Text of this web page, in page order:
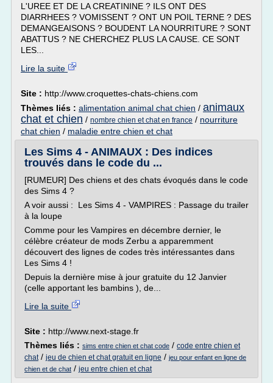
L'UREE ET DE LA CREATININE ? ILS ONT DES
DIARRHEES ? VOMISSENT ? ONT UN POIL TERNE ? DES
DEMANGEAISONS ? BOUDENT LA NOURRITURE ? SONT
ABATTUS ? NE CHERCHEZ PLUS LA CAUSE. CE SONT
LES...
Lire la suite
Site : http://www.croquettes-chats-chiens.com
Thèmes liés : alimentation animal chat chien / animaux
chat et chien / nombre chien et chat en france / nourriture
chat chien / maladie entre chien et chat
Les Sims 4 - ANIMAUX : Des indices
trouvés dans le code du ...
[RUMEUR] Des chiens et des chats évoqués dans le code
des Sims 4 ?
A voir aussi : Les Sims 4 - VAMPIRES : Passage du trailer
à la loupe
Comme pour les Vampires en décembre dernier, le
célèbre créateur de mods Zerbu a apparemment
découvert des lignes de codes très intéressantes dans
Les Sims 4 !
Depuis la dernière mise à jour gratuite du 12 Janvier
(celle apportant les bambins ), de...
Lire la suite
Site : http://www.next-stage.fr
Thèmes liés : sims entre chien et chat code / code entre chien et
chat/ jeu de chien et chat gratuit en ligne / jeu pour enfant en ligne de
chien et de chat / jeu entre chien et chat